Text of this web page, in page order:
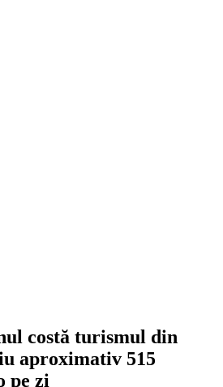
costă turismul din
aproximativ 515
pe zi